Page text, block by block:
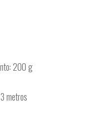
200 g
metros